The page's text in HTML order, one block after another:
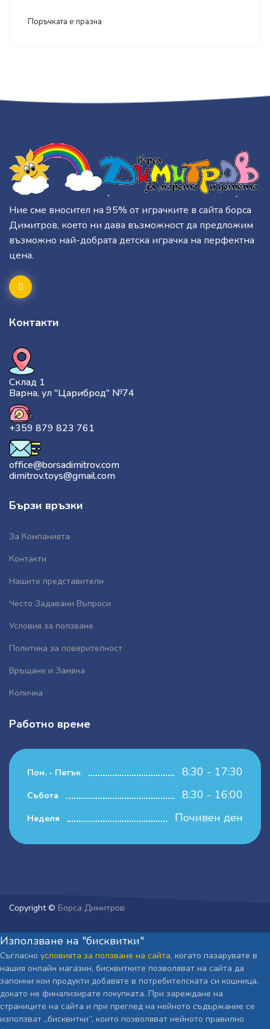
Поръчката е празна
Ние сме вносител на 95% от играчките в сайта борса
Димитров, което ни дава възможност да предложим
възможно най-добрата детска играчка на перфектна
цена.
Контакти
Склад 1
Варна, ул "Цариброд" №74
+359 879 823 761
office@borsadimitrov.com
dimitrov.toys@gmail.com
Бързи връзки
За Компанията
Контакти
Нашите представители
Често Задавани Въпроси
Условия за ползване
Политика за поверителност
Връщане и Замяна
Количка
Работно време
Пон. - Петък 8:30 - 17:30
Събота 8:30 - 16:00
Неделя Почивен ден
Copyright © Борса Димитров
Използване на "бисквитки"
Съгласно условията за ползване на сайта, когато пазарувате в
нашия онлайн магазин, бисквитките позволяват на сайта да
запомни кои продукти добавяте в потребителската си кошница,
докато не финализирате покупката. При зареждане на
страниците на сайта и при преглед на нейното съдържание се
използват „бисквитки“, които позволяват нейното правилно